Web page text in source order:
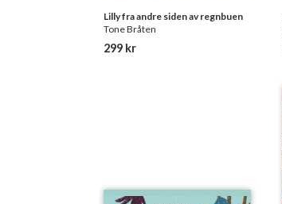
Lilly fra andre siden av regnbuen
Tone Bråten
299 kr